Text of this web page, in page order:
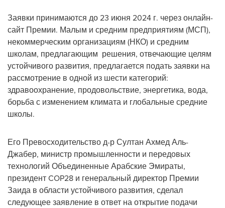
Заявки принимаются до 23 июня 2024 г. через онлайн-
сайт Премии. Малым и средним предприятиям (МСП),
некоммерческим организациям (НКО) и средним
школам, предлагающим решения, отвечающие целям
устойчивого развития, предлагается подать заявки на
рассмотрение в одной из шести категорий:
здравоохранение, продовольствие, энергетика, вода,
борьба с изменением климата и глобальные средние
школы.
Его Превосходительство д-р Султан Ахмед Аль-
Джабер, министр промышленности и передовых
технологий Объединенные Арабские Эмираты,
президентCOP28 и генеральный директор Премии
Заида в области устойчивого развития, сделал
следующее заявление в ответ на открытие подачи